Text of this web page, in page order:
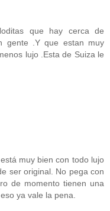
que hay cerca de
gente .Y que estan muy
lujo .Esta de Suiza le
muy bien con todo lujo
ser original. No pega con
de momento tienen una
ya vale la pena.